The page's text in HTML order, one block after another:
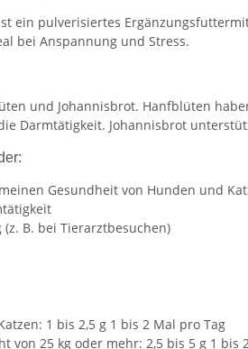
ein pulverisiertes
bei Anspannung und Stress.
und Johannisbrot. Hanfblüten
Darmtätigkeit. Johannisbrot
Gesundheit von Hunden und
B. bei Tierarztbesuchen)
1 bis 2,5 g 1 bis 2 Mal pro Tag
von 25 kg oder mehr: 2,5 bis 5 g 1 bis